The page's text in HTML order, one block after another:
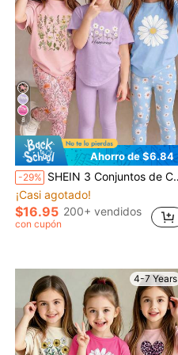
8
Ahorro de $6.84
-29% SHEIN 3 Conjuntos de Camiseta de Manga Corta con Cuello Redondo + Leggings con Estampado Floral de Margaritas Estilo Pastoral Simple Casual para Niñas Jóvenes, Azul Claro, Rosa, Morado Claro, 3 Conjuntos de Atuendo, Adecuado para Uso Diario, Vacaciones, Estilo Casual Cómodo y Relajado, Perfecto para Atuendos Casuales Fáciles de Niñas Jóvenes
¡Casi agotado!
$16.95 200+ vendidos
con cupón
4-7 Years